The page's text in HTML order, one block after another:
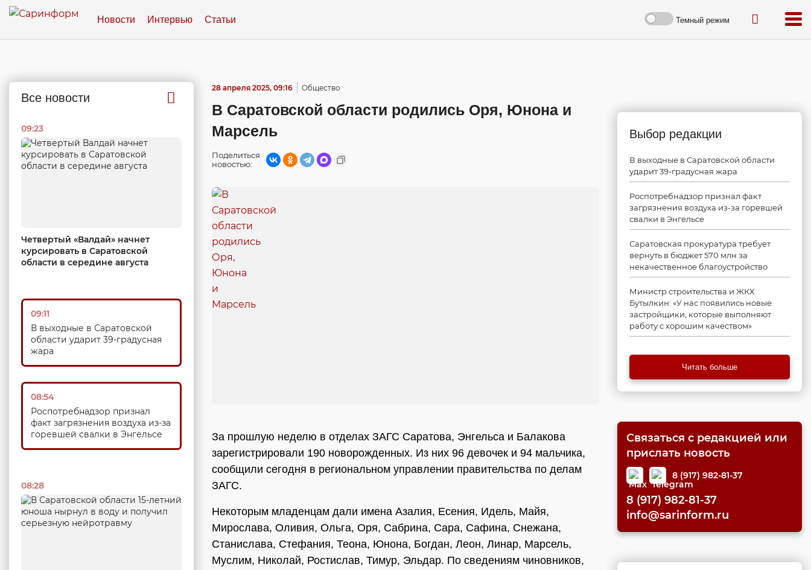
Новости Интервью Статьи Темный режим
Все новости
09:23
Четвертый «Валдай» начнет
курсировать в Саратовской
области в середине августа
09:11
В выходные в Саратовской
области ударит 39-градусная
жара
08:54
Роспотребнадзор признал
факт загрязнения воздуха из-за
горевшей свалки в Энгельсе
08:28
28 апреля 2025, 09:16 Общество
В Саратовской области родились Оря, Юнона и
Марсель
Поделиться
новостью:
За прошлую неделю в отделах ЗАГС Саратова, Энгельса и Балакова
зарегистрировали 190 новорожденных. Из них 96 девочек и 94 мальчика,
сообщили сегодня в региональном управлении правительства по делам
ЗАГС.
Некоторым младенцам дали имена Азалия, Есения, Идель, Майя,
Мирослава, Оливия, Ольга, Оря, Сабрина, Сара, Сафина, Снежана,
Станислава, Стефания, Теона, Юнона, Богдан, Леон, Линар, Марсель,
Муслим, Николай, Ростислав, Тимур, Эльдар. По сведениям чиновников,
Выбор редакции
В выходные в Саратовской области
ударит 39-градусная жара
Роспотребнадзор признал факт
загрязнения воздуха из-за горевшей
свалки в Энгельсе
Саратовская прокуратура требует
вернуть в бюджет 570 млн за
некачественное благоустройство
Министр строительства и ЖКХ
Бутылкин: «У нас появились новые
застройщики, которые выполняют
работу с хорошим качеством»
Читать больше
Связаться с редакцией или
прислать новость
8 (917) 982-81-37
8 (917) 982-81-37
info@sarinform.ru